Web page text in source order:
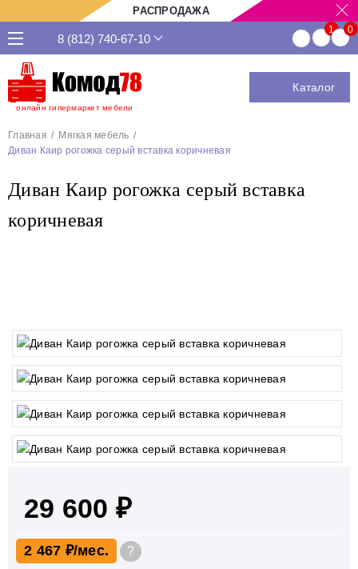
РАСПРОДАЖА
онлайн гипермаркет мебели
8 (812) 740-67-10
Каталог
Главная
Мягкая мебель
Диван Каир рогожка серый вставка коричневая
Диван Каир рогожка серый вставка
коричневая
29 600 ₽
2 467 ₽ ?